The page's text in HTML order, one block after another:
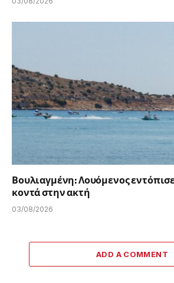
Βουλιαγμένη: Λουόμενος
κοντά στην ακτή
03/08/2026
ADD A COMMENT